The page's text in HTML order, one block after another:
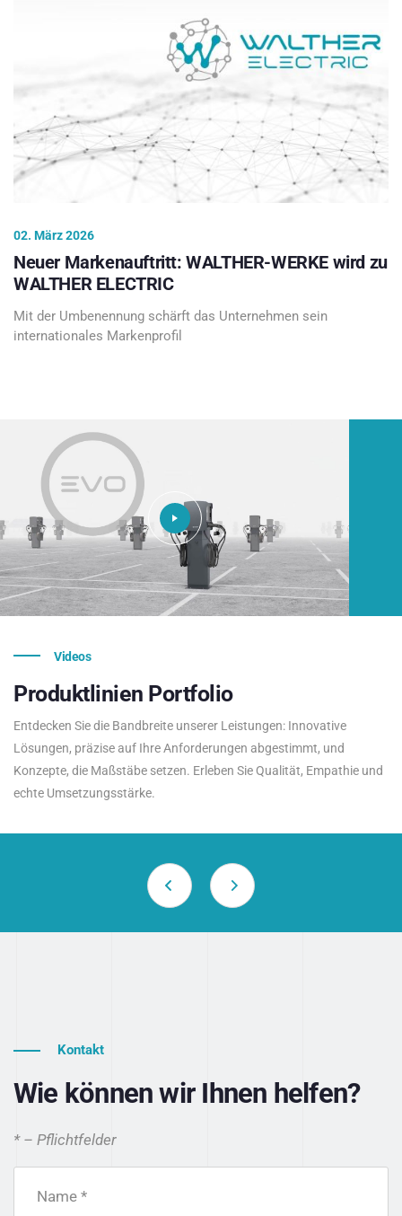
02. März 2026
Neuer Markenauftritt: WALTHER-WERKE wird zu
WALTHER ELECTRIC
Mit der Umbenennung schärft das Unternehmen sein
internationales Markenprofil
Videos
Produktlinien Portfolio
Entdecken Sie die Bandbreite unserer Leistungen: Innovative
Lösungen, präzise auf Ihre Anforderungen abgestimmt, und
Konzepte, die Maßstäbe setzen. Erleben Sie Qualität, Empathie und
echte Umsetzungsstärke.
Kontakt
Wie können wir Ihnen helfen?
* – Pflichtfelder
Name *